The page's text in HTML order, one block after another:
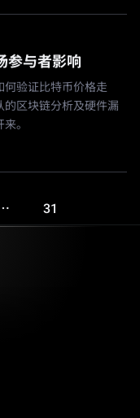
参与者影响
何验证比特币价格走
的区块链分析及硬件漏
。
31